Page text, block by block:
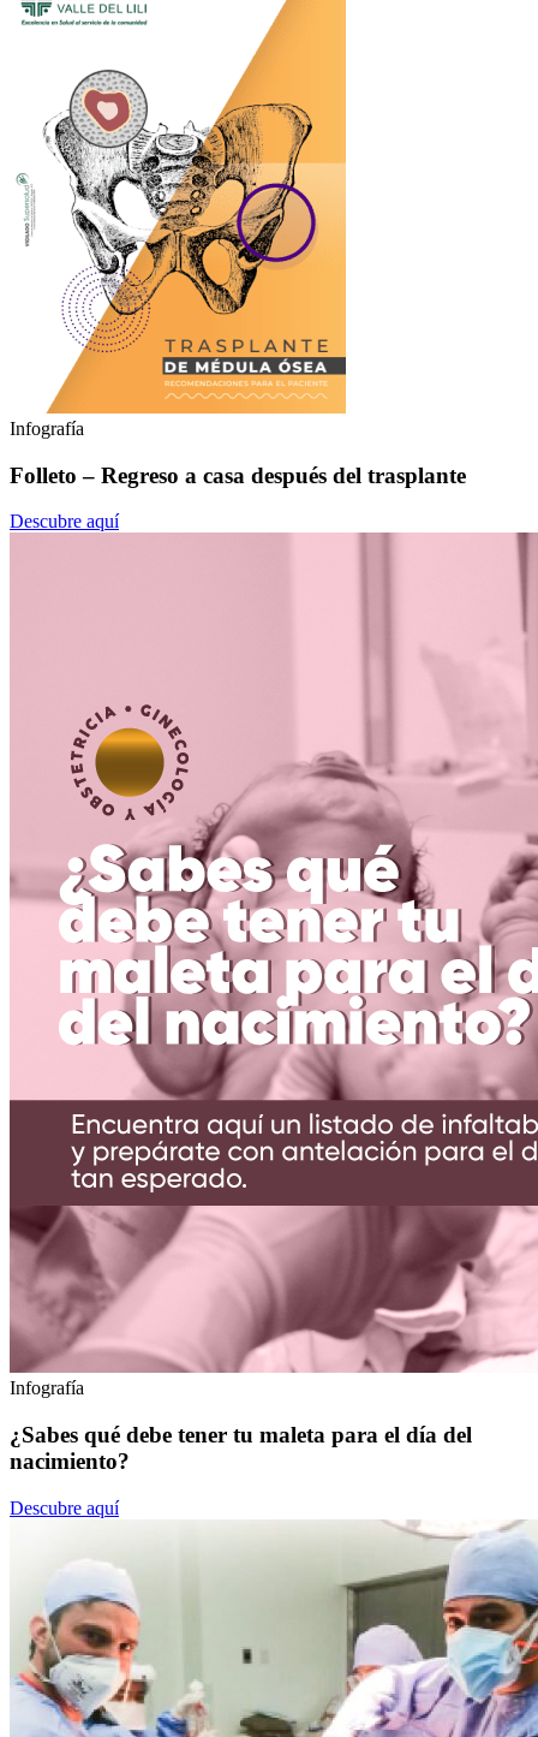
Infografía
Folleto – Regreso a casa después del trasplante
Descubre aquí
Infografía
¿Sabes qué debe tener tu maleta para el día del
nacimiento?
Descubre aquí